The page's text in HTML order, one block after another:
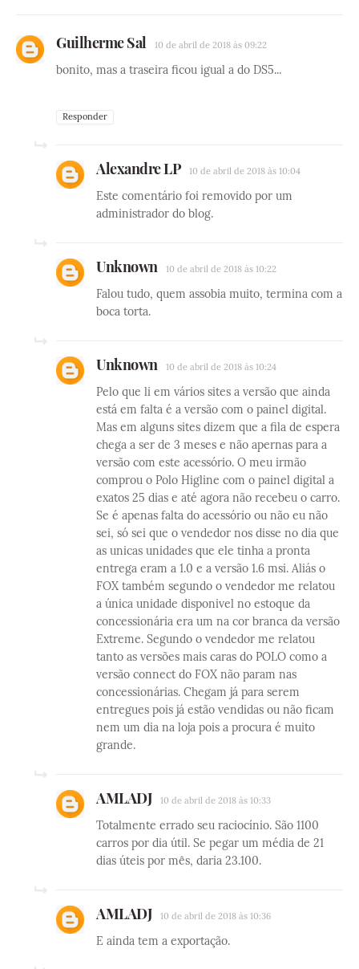
Guilherme Sal 10 de abril de 2018 às 09:22
bonito, mas a traseira ficou igual a do DS5...
Responder
Alexandre LP 10 de abril de 2018 às 10:04
Este comentário foi removido por um
administrador do blog.
Unknown 10 de abril de 2018 às 10:22
Falou tudo, quem assobia muito, termina com a
boca torta.
Unknown 10 de abril de 2018 às 10:24
Pelo que li em vários sites a versão que ainda
está em falta é a versão com o painel digital.
Mas em alguns sites dizem que a fila de espera
chega a ser de 3 meses e não apernas para a
versão com este acessório. O meu irmão
comprou o Polo Higline com o painel digital a
exatos 25 dias e até agora não recebeu o carro.
Se é apenas falta do acessório ou não eu não
sei, só sei que o vendedor nos disse no dia que
as unicas unidades que ele tinha a pronta
entrega eram a 1.0 e a versão 1.6 msi. Aliás o
FOX também segundo o vendedor me relatou
a única unidade disponivel no estoque da
concessionária era um na cor branca da versão
Extreme. Segundo o vendedor me relatou
tanto as versões mais caras do POLO como a
versão connect do FOX não param nas
concessionárias. Chegam já para serem
entregues pois já estão vendidas ou não ficam
nem um dia na loja pois a procura é muito
grande.
AMLADJ 10 de abril de 2018 às 10:33
Totalmente errado seu raciocínio. São 1100
carros por dia útil. Se pegar um média de 21
dias úteis por mês, daria 23.100.
AMLADJ 10 de abril de 2018 às 10:36
E ainda tem a exportação.